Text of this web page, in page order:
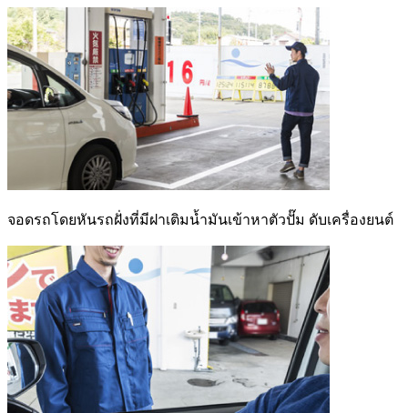
จอดรถโดยหันรถฝั่งที่มีฝาเติมน้ำมันเข้าหาตัวปั๊ม ดับเครื่องยนต์